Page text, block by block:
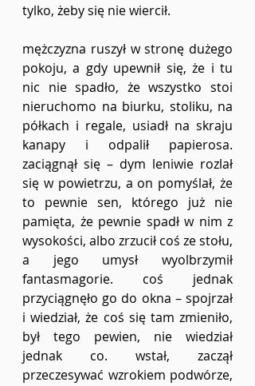
tylko, żeby się nie wiercił.
mężczyzna ruszył w stronę dużego
pokoju, a gdy upewnił się, że i tu
nic nie spadło, że wszystko stoi
nieruchomo na biurku, stoliku, na
półkach i regale, usiadł na skraju
kanapy i odpalił papierosa.
zaciągnął się – dym leniwie rozlał
się w powietrzu, a on pomyślał, że
to pewnie sen, którego już nie
pamięta, że pewnie spadł w nim z
wysokości, albo zrzucił coś ze stołu,
a jego umysł wyolbrzymił
fantasmagorie. coś jednak
przyciągnęło go do okna – spojrzał
i wiedział, że coś się tam zmieniło,
był tego pewien, nie wiedział
jednak co. wstał, zaczął
przeczesywać wzrokiem podwórze,